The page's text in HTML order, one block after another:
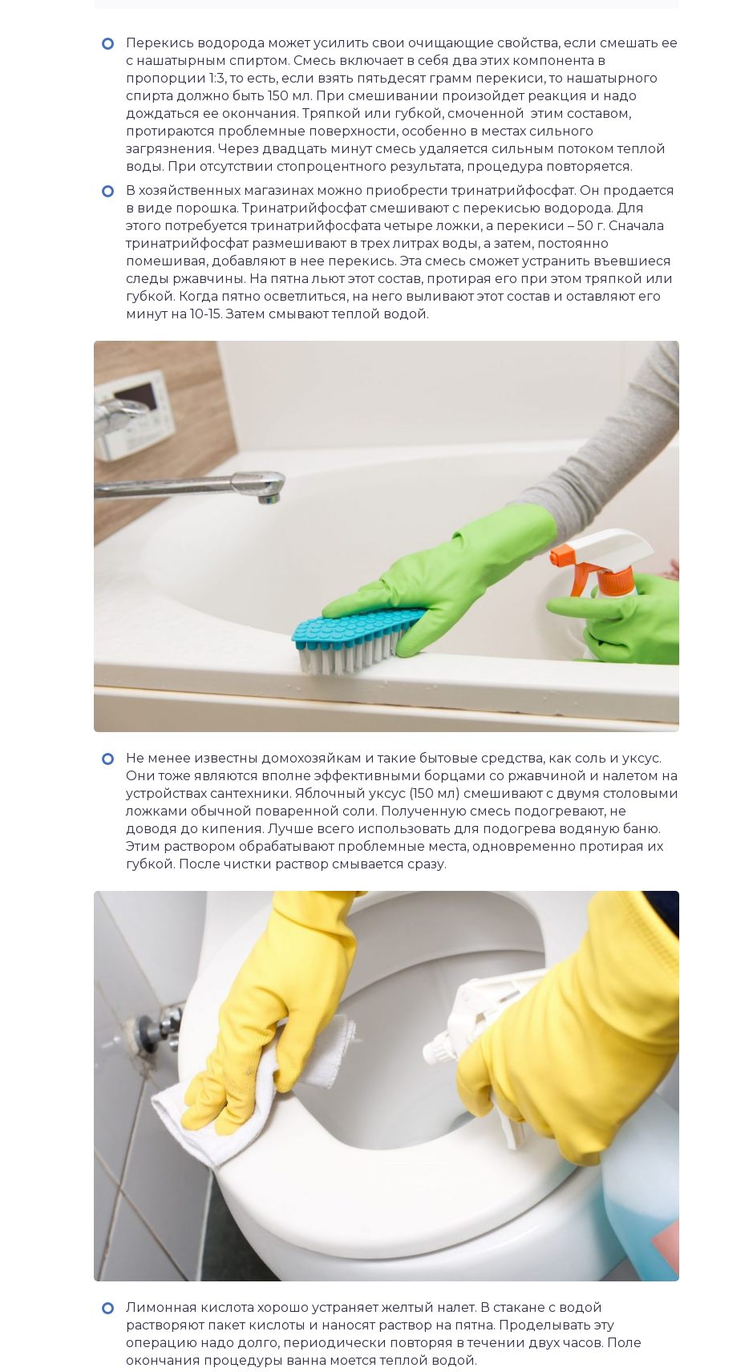
Перекись водорода может усилить свои очищающие свойства, если смешать ее
с нашатырным спиртом. Смесь включает в себя два этих компонента в
пропорции 1:3, то есть, если взять пятьдесят грамм перекиси, то нашатырного
спирта должно быть 150 мл. При смешивании произойдет реакция и надо
дождаться ее окончания. Тряпкой или губкой, смоченной этим составом,
протираются проблемные поверхности, особенно в местах сильного
загрязнения. Через двадцать минут смесь удаляется сильным потоком теплой
воды. При отсутствии стопроцентного результата, процедура повторяется.
В хозяйственных магазинах можно приобрести тринатрийфосфат. Он продается
в виде порошка. Тринатрийфосфат смешивают с перекисью водорода. Для
этого потребуется тринатрийфосфата четыре ложки, а перекиси – 50 г. Сначала
тринатрийфосфат размешивают в трех литрах воды, а затем, постоянно
помешивая, добавляют в нее перекись. Эта смесь сможет устранить въевшиеся
следы ржавчины. На пятна льют этот состав, протирая его при этом тряпкой или
губкой. Когда пятно осветлиться, на него выливают этот состав и оставляют его
минут на 10-15. Затем смывают теплой водой.
Не менее известны домохозяйкам и такие бытовые средства, как соль и уксус.
Они тоже являются вполне эффективными борцами со ржавчиной и налетом на
устройствах сантехники. Яблочный уксус (150 мл) смешивают с двумя столовыми
ложками обычной поваренной соли. Полученную смесь подогревают, не
доводя до кипения. Лучше всего использовать для подогрева водяную баню.
Этим раствором обрабатывают проблемные места, одновременно протирая их
губкой. После чистки раствор смывается сразу.
Лимонная кислота хорошо устраняет желтый налет. В стакане с водой
растворяют пакет кислоты и наносят раствор на пятна. Проделывать эту
операцию надо долго, периодически повторяя в течении двух часов. Поле
окончания процедуры ванна моется теплой водой.